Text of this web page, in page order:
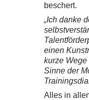
beschert.
„Ich danke
einen
kurze
Sinne der
Alles in